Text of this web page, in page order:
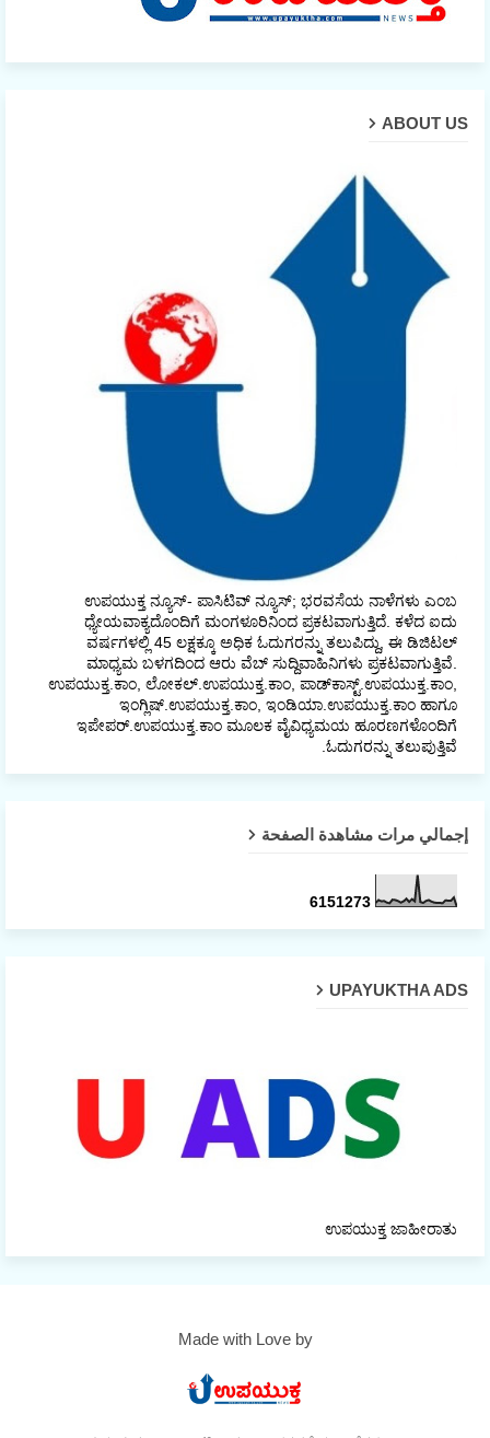
ABOUT US
ಉಪಯುಕ್ತ ನ್ಯೂಸ್- ಪಾಸಿಟಿವ್ ನ್ಯೂಸ್; ಭರವಸೆಯ ನಾಳೆಗಳು ಎಂಬ
ಧ್ಯೇಯವಾಕ್ಯದೊಂದಿಗೆ ಮಂಗಳೂರಿನಿಂದ ಪ್ರಕಟವಾಗುತ್ತಿದೆ. ಕಳೆದ ಐದು
ವರ್ಷಗಳಲ್ಲಿ 45 ಲಕ್ಷಕ್ಕೂ ಅಧಿಕ ಓದುಗರನ್ನು ತಲುಪಿದ್ದು, ಈ ಡಿಜಿಟಲ್‌
ಮಾಧ್ಯಮ ಬಳಗದಿಂದ ಆರು ವೆಬ್ ಸುದ್ದಿವಾಹಿನಿಗಳು ಪ್ರಕಟವಾಗುತ್ತಿವೆ.
ಉಪಯುಕ್ತ.ಕಾಂ, ಲೋಕಲ್‌.ಉಪಯುಕ್ತ.ಕಾಂ, ಪಾಡ್‌ಕಾಸ್ಟ್‌.ಉಪಯುಕ್ತ.ಕಾಂ,
ಇಂಗ್ಲಿಷ್.ಉಪಯುಕ್ತ.ಕಾಂ, ಇಂಡಿಯಾ.ಉಪಯುಕ್ತ.ಕಾಂ ಹಾಗೂ
ಇಪೇಪರ್‌.ಉಪಯುಕ್ತ.ಕಾಂ ಮೂಲಕ ವೈವಿಧ್ಯಮಯ ಹೂರಣಗಳೊಂದಿಗೆ
ಓದುಗರನ್ನು ತಲುಪುತ್ತಿವೆ.
إجمالي مرات مشاهدة الصفحة
6151273
UPAYUKTHA ADS
ಉಪಯುಕ್ತ ಜಾಹೀರಾತು
Made with Love by